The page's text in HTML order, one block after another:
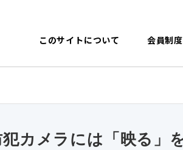
このサイトについて 会員制度
カメラには「映る」